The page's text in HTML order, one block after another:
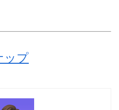
ップ